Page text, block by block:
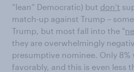
“lean” Democratic) but don’t
match-up against Trump –
Trump, but most fall into the "
they are overwhelmingly
presumptive nominee. Only 8%
favorably, and this is even less